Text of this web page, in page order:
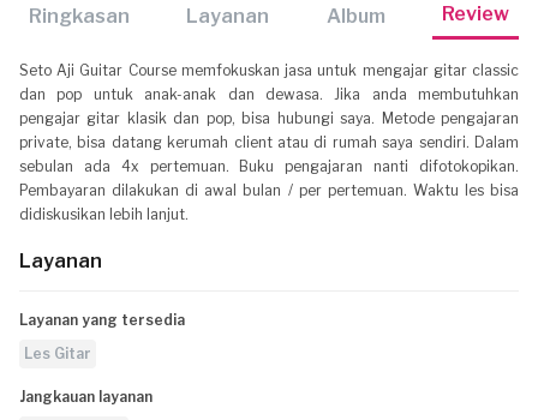
Ringkasan Layanan Album Review
Seto Aji Guitar Course memfokuskan jasa untuk mengajar gitar classic
dan pop untuk anak-anak dan dewasa. Jika anda membutuhkan
pengajar gitar klasik dan pop, bisa hubungi saya. Metode pengajaran
private, bisa datang kerumah client atau di rumah saya sendiri. Dalam
sebulan ada 4x pertemuan. Buku pengajaran nanti difotokopikan.
Pembayaran dilakukan di awal bulan / per pertemuan. Waktu les bisa
didiskusikan lebih lanjut.
Layanan
Layanan yang tersedia
Les Gitar
Jangkauan layanan